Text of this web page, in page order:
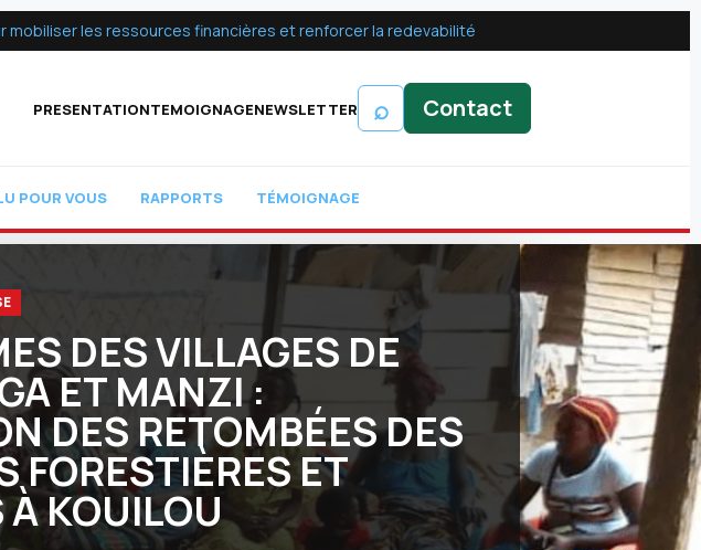
mobiliser les ressources financières et renforcer la redevabilité
PRESENTATIONTEMOIGNAGENEWSLETTER ⌕ Contact
POUR VOUS RAPPORTS TÉMOIGNAGE
DES VILLAGES DE
ET MANZI :
DES RETOMBÉES DES
FORESTIÈRES ET
KOUILOU